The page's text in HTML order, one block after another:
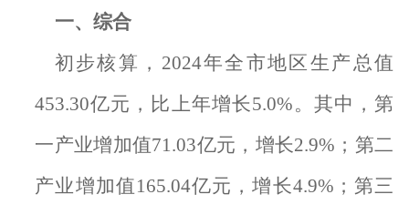
一、综合
初步核算， 2024年全市地区生产总值
453.30亿元，比上年增长5.0%。其中，第
一产业增加值71.03亿元，增长2.9% ；第二
产业增加值165.04亿元，增长4.9% ；第三